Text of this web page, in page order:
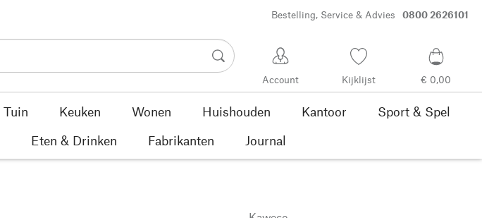
Bestelling, Service & Advies 0800 2626101
Account Kijklijst € 0,00
Tuin Keuken Wonen Huishouden Kantoor
Sport & Spel
Eten & Drinken Fabrikanten Journal